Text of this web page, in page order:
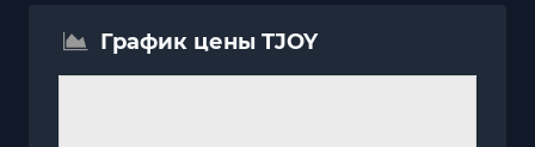
График цены TJOY